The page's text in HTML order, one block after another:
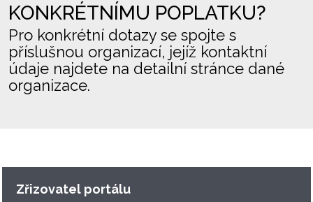
KONKRÉTNÍMU POPLATKU?
Pro konkrétní dotazy se spojte s
příslušnou organizací, jejíž kontaktní
údaje najdete na detailní stránce dané
organizace.
Zřizovatel portálu